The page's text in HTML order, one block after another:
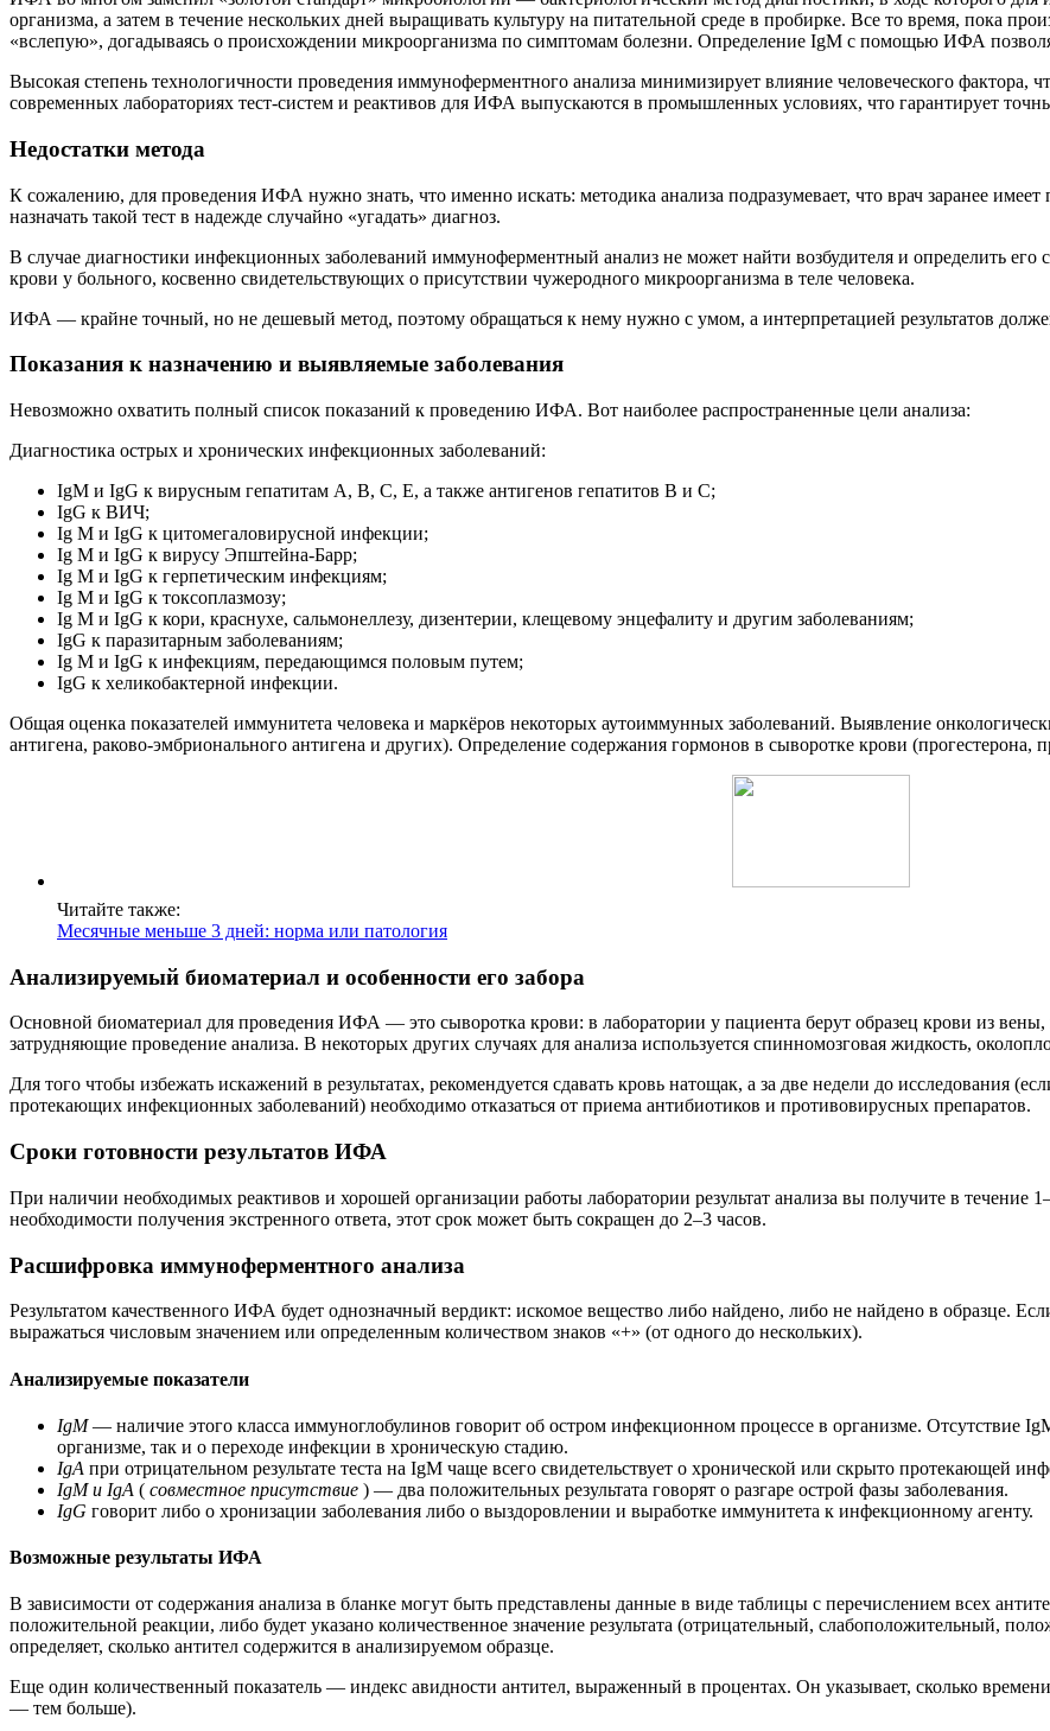
организма, а затем в течение нескольких дней выращивать культуру на питательной среде в пробирке. Все то время, пока
«вслепую», догадываясь о происхождении микроорганизма по симптомам болезни. Определение IgM с помощью ИФА
Высокая степень технологичности проведения иммуноферментного анализа минимизирует влияние человеческого фактора,
современных лабораториях тест-систем и реактивов для ИФА выпускаются в промышленных условиях, что гарантирует
Недостатки метода
К сожалению, для проведения ИФА нужно знать, что именно искать: методика анализа подразумевает, что врач заранее
назначать такой тест в надежде случайно «угадать» диагноз.
В случае диагностики инфекционных заболеваний иммуноферментный анализ не может найти возбудителя и определить
крови у больного, косвенно свидетельствующих о присутствии чужеродного микроорганизма в теле человека.
ИФА — крайне точный, но не дешевый метод, поэтому обращаться к нему нужно с умом, а интерпретацией результатов
Показания к назначению и выявляемые заболевания
Невозможно охватить полный список показаний к проведению ИФА. Вот наиболее распространенные цели анализа:
Диагностика острых и хронических инфекционных заболеваний:
IgM и IgG к вирусным гепатитам А, B, C, E, а также антигенов гепатитов В и С;
IgG к ВИЧ;
Ig M и IgG к цитомегаловирусной инфекции;
Ig M и IgG к вирусу Эпштейна-Барр;
Ig M и IgG к герпетическим инфекциям;
Ig M и IgG к токсоплазмозу;
Ig M и IgG к кори, краснухе, сальмонеллезу, дизентерии, клещевому энцефалиту и другим заболеваниям;
IgG к паразитарным заболеваниям;
Ig M и IgG к инфекциям, передающимся половым путем;
IgG к хеликобактерной инфекции.
Общая оценка показателей иммунитета человека и маркёров некоторых аутоиммунных заболеваний. Выявление
антигена, раково-эмбрионального антигена и других). Определение содержания гормонов в сыворотке крови (прогестерона,
Читайте также:
Месячные меньше 3 дней: норма или патология
Анализируемый биоматериал и особенности его забора
Основной биоматериал для проведения ИФА — это сыворотка крови: в лаборатории у пациента берут образец крови из
затрудняющие проведение анализа. В некоторых других случаях для анализа используется спинномозговая жидкость,
Для того чтобы избежать искажений в результатах, рекомендуется сдавать кровь натощак, а за две недели до исследования
протекающих инфекционных заболеваний) необходимо отказаться от приема антибиотиков и противовирусных препаратов.
Сроки готовности результатов ИФА
При наличии необходимых реактивов и хорошей организации работы лаборатории результат анализа вы получите в течение
необходимости получения экстренного ответа, этот срок может быть сокращен до 2–3 часов.
Расшифровка иммуноферментного анализа
Результатом качественного ИФА будет однозначный вердикт: искомое вещество либо найдено, либо не найдено в образце.
выражаться числовым значением или определенным количеством знаков «+» (от одного до нескольких).
Анализируемые показатели
IgM— наличие этого класса иммуноглобулинов говорит об остром инфекционном процессе в организме. Отсутствие
организме, так и о переходе инфекции в хроническую стадию.
IgA при отрицательном результате теста на IgM чаще всего свидетельствует о хронической или скрыто протекающей
IgM и IgA ( совместное присутствие ) — два положительных результата говорят о разгаре острой фазы заболевания.
IgG говорит либо о хронизации заболевания либо о выздоровлении и выработке иммунитета к инфекционному агенту.
Возможные результаты ИФА
В зависимости от содержания анализа в бланке могут быть представлены данные в виде таблицы с перечислением всех
положительной реакции, либо будет указано количественное значение результата (отрицательный, слабоположительный,
определяет, сколько антител содержится в анализируемом образце.
Еще один количественный показатель — индекс авидности антител, выраженный в процентах. Он указывает, сколько
— тем больше).